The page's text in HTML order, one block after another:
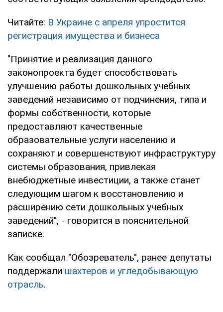
Читайте: В Украине с апреля упростится
регистрация имущества и бизнеса
"Принятие и реализация данного
законопроекта будет способствовать
улучшению работы дошкольных учебных
заведений независимо от подчинения, типа и
формы собственности, которые
предоставляют качественные
образовательные услуги населению и
сохраняют и совершенствуют инфраструктуру
системы образования, привлекая
внебюджетные инвестиции, а также станет
следующим шагом к восстановлению и
расширению сети дошкольных учебных
заведений", - говорится в пояснительной
записке.
Как сообщал "Обозреватель", ранее депутаты
поддержали шахтеров и угледобывающую
отрасль.